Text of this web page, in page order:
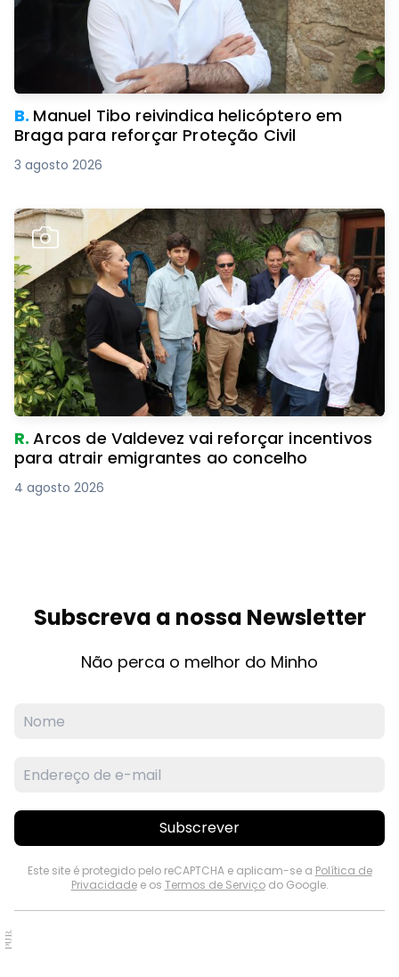
B. Manuel Tibo reivindica helicóptero em
Braga para reforçar Proteção Civil
3 agosto 2026
R.Arcos de Valdevez vai reforçar incentivos
para atrair emigrantes ao concelho
4 agosto 2026
Subscreva a nossa Newsletter
Não perca o melhor do Minho
Subscrever
Este site é protegido pelo reCAPTCHA e aplicam-se a Política de
Privacidadee os Termos de Serviçodo Google.
PUB.